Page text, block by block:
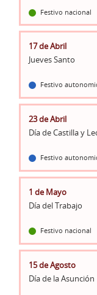
Festivo nacional
17 de Abril
Jueves Santo
Festivo
23 de Abril
Día de Castilla y
Festivo
1 de Mayo
Día del Trabajo
Festivo nacional
15 de Agosto
Día de la Asunción